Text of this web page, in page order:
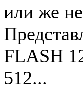
или же
FLASH
512...